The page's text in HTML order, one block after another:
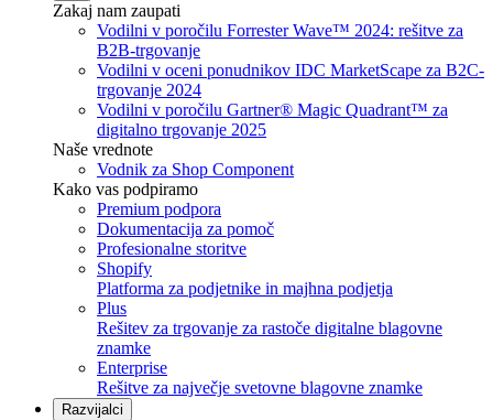
Zakaj nam zaupati
Vodilni v poročilu Forrester Wave™ 2024: rešitve za
B2B-trgovanje
Vodilni v oceni ponudnikov IDC MarketScape za B2C-
trgovanje 2024
Vodilni v poročilu Gartner® Magic Quadrant™ za
digitalno trgovanje 2025
Naše vrednote
Vodnik za Shop Component
Kako vas podpiramo
Premium podpora
Dokumentacija za pomoč
Profesionalne storitve
Shopify
Platforma za podjetnike in majhna podjetja
Plus
Rešitev za trgovanje za rastoče digitalne blagovne
znamke
Enterprise
Rešitve za največje svetovne blagovne znamke
Razvijalci